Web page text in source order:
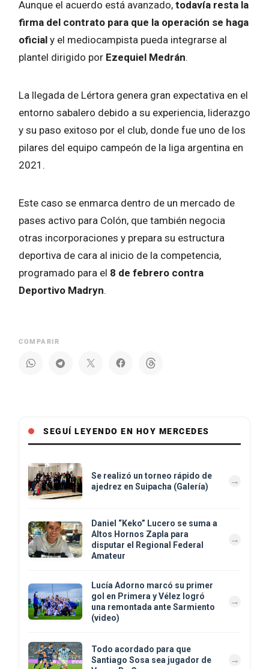
Aunque el acuerdo está avanzado, todavía resta la
firma del contrato para que la operación se haga
oficial y el mediocampista pueda integrarse al
plantel dirigido por Ezequiel Medrán.
La llegada de Lértora genera gran expectativa en el
entorno sabalero debido a su experiencia, liderazgo
y su paso exitoso por el club, donde fue uno de los
pilares del equipo campeón de la liga argentina en
2021.
Este caso se enmarca dentro de un mercado de
pases activo para Colón, que también negocia
otras incorporaciones y prepara su estructura
deportiva de cara al inicio de la competencia,
programado para el 8 de febrero contra
Deportivo Madryn.
COMPARIR
SEGUÍ LEYENDO EN HOY MERCEDES
Se realizó un torneo rápido de
ajedrez en Suipacha (Galería)
Daniel “Keko” Lucero se suma a
Altos Hornos Zapla para
disputar el Regional Federal
Amateur
Lucía Adorno marcó su primer
gol en Primera y Vélez logró
una remontada ante Sarmiento
(video)
Todo acordado para que
Santiago Sosa sea jugador de